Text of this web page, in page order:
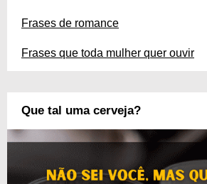
Frases de romance
Frases que toda mulher quer ouvir
Que tal uma cerveja?